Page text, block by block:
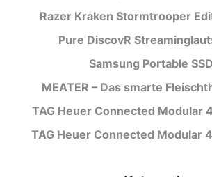
Razer Kraken Stormtrooper
Pure DiscovR
Samsung Portable
MEATER – Das smarte
TAG Heuer Connected Modular
TAG Heuer Connected Modular